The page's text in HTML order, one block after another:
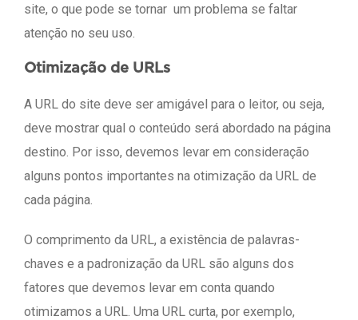
site, o que pode se tornar um problema se faltar
atenção no seu uso.
Otimização de URLs
A URL do site deve ser amigável para o leitor, ou seja,
deve mostrar qual o conteúdo será abordado na página
destino. Por isso, devemos levar em consideração
alguns pontos importantes na otimização da URL de
cada página.
O comprimento da URL, a existência de palavras-
chaves e a padronização da URL são alguns dos
fatores que devemos levar em conta quando
otimizamos a URL. Uma URL curta, por exemplo,